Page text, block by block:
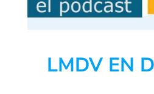
LMDV EN